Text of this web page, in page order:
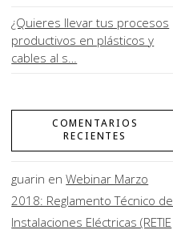
¿Quieres llevar tus procesos
productivos en plásticos y
cables al s…
COMENTARIOS
RECIENTES
guarin enWebinar Marzo
2018: Reglamento Técnico de
Instalaciones Eléctricas (RETIE